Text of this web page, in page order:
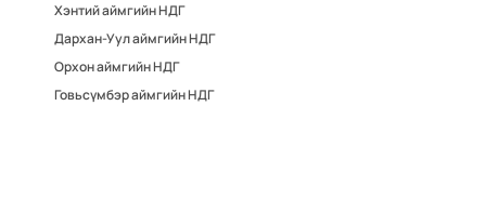
Хэнтий аймгийн НДГ
Дархан-Уул аймгийн НДГ
Орхон аймгийн НДГ
Говьсүмбэр аймгийн НДГ